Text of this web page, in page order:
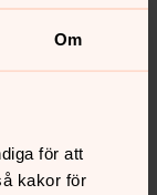
Om
för att
kakor för